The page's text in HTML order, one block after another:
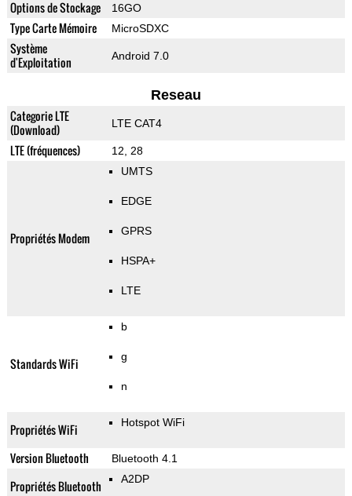
Options de Stockage 16GO
Type Carte Mémoire MicroSDXC
Système
d'Exploitation
Android 7.0
Reseau
Categorie LTE
(Download)
LTE CAT4
LTE (fréquences) 12, 28
Propriétés Modem
UMTS
EDGE
GPRS
HSPA+
LTE
Standards WiFi
b
g
n
Propriétés WiFi Hotspot WiFi
Version Bluetooth Bluetooth 4.1
Propriétés Bluetooth A2DP